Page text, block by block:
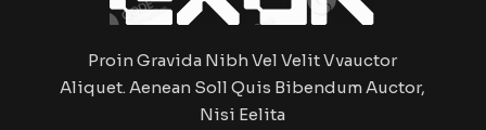
Proin Gravida Nibh Vel Velit Vvauctor
Aliquet. Aenean Soll Quis Bibendum Auctor,
Nisi Eelita